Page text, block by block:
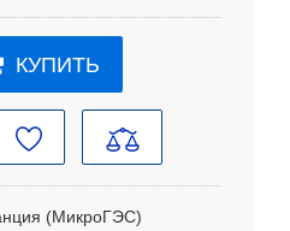
КУПИТЬ
(МикроГЭС)